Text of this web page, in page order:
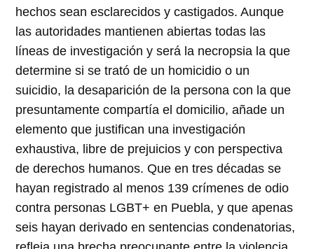
hechos sean esclarecidos y castigados. Aunque
las autoridades mantienen abiertas todas las
líneas de investigación y será la necropsia la que
determine si se trató de un homicidio o un
suicidio, la desaparición de la persona con la que
presuntamente compartía el domicilio, añade un
elemento que justifican una investigación
exhaustiva, libre de prejuicios y con perspectiva
de derechos humanos. Que en tres décadas se
hayan registrado al menos 139 crímenes de odio
contra personas LGBT+ en Puebla, y que apenas
seis hayan derivado en sentencias condenatorias,